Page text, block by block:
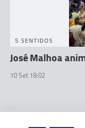
5 SENTIDOS
José Malhoa
10 Set 18:02